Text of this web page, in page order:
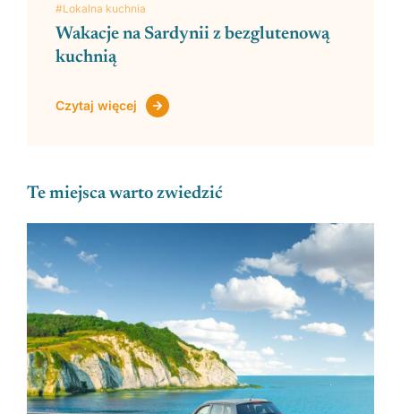
#Lokalna kuchnia
Wakacje na Sardynii z bezglutenową
kuchnią
Czytaj więcej
Te miejsca warto zwiedzić